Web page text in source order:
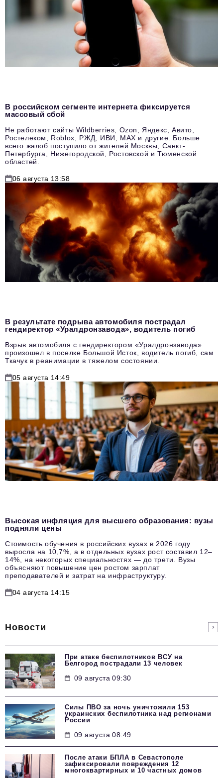
В российском сегменте интернета фиксируется
массовый сбой
Не работают сайты Wildberries, Ozon, Яндекс, Авито,
Ростелеком, Roblox, РЖД, ИВИ, MAX и другие. Больше
всего жалоб поступило от жителей Москвы, Санкт-
Петербурга, Нижегородской, Ростовской и Тюменской
областей.
06 августа 13:58
В результате подрыва автомобиля пострадал
гендиректор «Уралдронзавода», водитель погиб
Взрыв автомобиля с гендиректором «Уралдронзавода»
произошел в поселке Большой Исток, водитель погиб, сам
Ткачук в реанимации в тяжелом состоянии.
05 августа 14:49
Высокая инфляция для высшего образования: вузы
подняли цены
Стоимость обучения в российских вузах в 2026 году
выросла на 10,7%, а в отдельных вузах рост составил 12–
14%, на некоторых специальностях — до трети. Вузы
объясняют повышение цен ростом зарплат
преподавателей и затрат на инфраструктуру.
04 августа 14:15
Новости
При атаке беспилотников ВСУ на
Белгород пострадали 13 человек
09 августа 09:30
Силы ПВО за ночь уничтожили 153
украинских беспилотника над регионами
России
09 августа 08:49
После атаки БПЛА в Севастополе
зафиксировали повреждения 12
многоквартирных и 10 частных домов